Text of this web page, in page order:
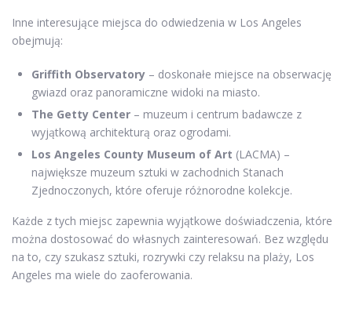
Inne interesujące miejsca do odwiedzenia w Los Angeles
obejmują:
Griffith Observatory – doskonałe miejsce na obserwację
gwiazd oraz panoramiczne widoki na miasto.
The Getty Center – muzeum i centrum badawcze z
wyjątkową architekturą oraz ogrodami.
Los Angeles County Museum of Art (LACMA) –
największe muzeum sztuki w zachodnich Stanach
Zjednoczonych, które oferuje różnorodne kolekcje.
Każde z tych miejsc zapewnia wyjątkowe doświadczenia, które
można dostosować do własnych zainteresowań. Bez względu
na to, czy szukasz sztuki, rozrywki czy relaksu na plaży, Los
Angeles ma wiele do zaoferowania.